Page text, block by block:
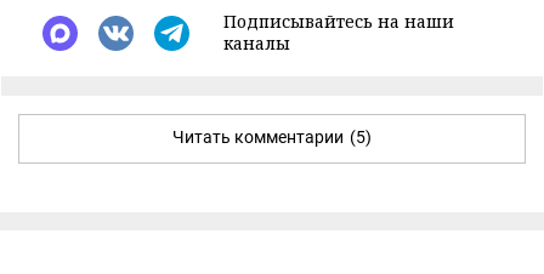
Подписывайтесь на наши
каналы
Читать комментарии (5)